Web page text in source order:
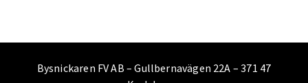
Bysnickaren FV AB – Gullbernavägen 22A – 371 47